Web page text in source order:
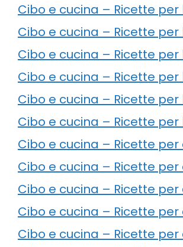
Cibo e cucina – Ricette
Cibo e cucina – Ricette
Cibo e cucina – Ricette
Cibo e cucina – Ricette
Cibo e cucina – Ricette
Cibo e cucina – Ricette per
Cibo e cucina – Ricette
Cibo e cucina – Ricette
Cibo e cucina – Ricette per
Cibo e cucina – Ricette
Cibo e cucina – Ricette per